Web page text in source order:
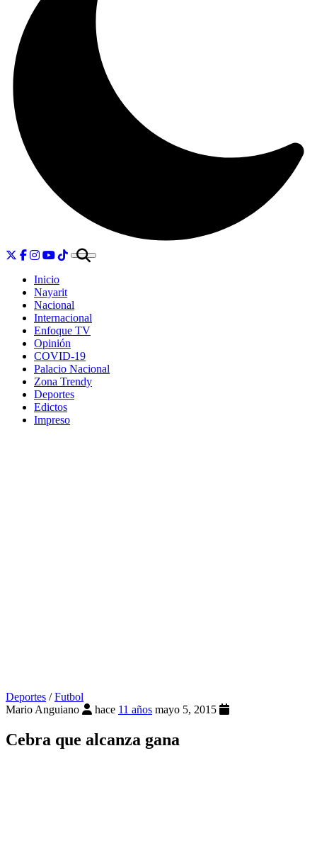
Inicio
Nayarit
Nacional
Internacional
Enfoque TV
Opinión
COVID-19
Palacio Nacional
Zona Trendy
Deportes
Edictos
Impreso
Deportes /Futbol
Mario Anguiano
hace 11 años mayo 5, 2015
Cebra que alcanza gana